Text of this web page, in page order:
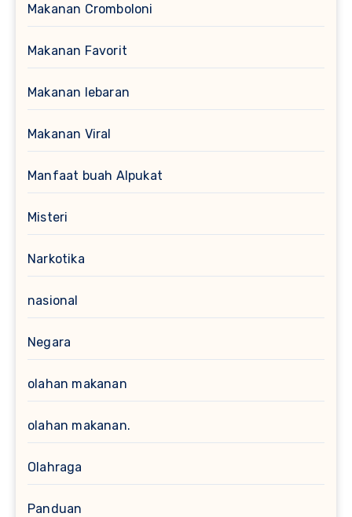
Makanan Cromboloni
Makanan Favorit
Makanan lebaran
Makanan Viral
Manfaat buah Alpukat
Misteri
Narkotika
nasional
Negara
olahan makanan
olahan makanan.
Olahraga
Panduan